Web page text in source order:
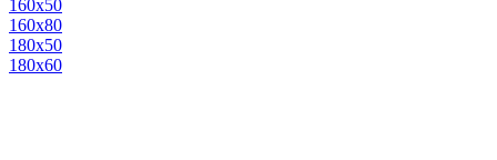
160х50
160х80
180х50
180х60